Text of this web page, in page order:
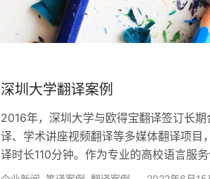
深圳大学翻译案例
2016年，深圳大学与欧得宝翻译签订长
译、学术讲座视频翻译等多媒体翻译项目
译时长110分钟。作为专业的高校语言服
多媒体本地化能力，助力深大国际化发展